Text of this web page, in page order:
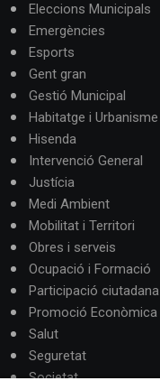
Eleccions Municipals
Emergències
Esports
Gent gran
Gestió Municipal
Habitatge i Urbanisme
Hisenda
Intervenció General
Justícia
Medi Ambient
Mobilitat i Territori
Obres i serveis
Ocupació i Formació
Participació ciutadana
Promoció Econòmica
Salut
Seguretat
Societat